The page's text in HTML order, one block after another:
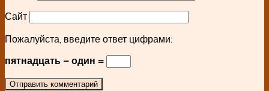
Сайт
Пожалуйста, введите ответ цифрами:
пятнадцать − один =